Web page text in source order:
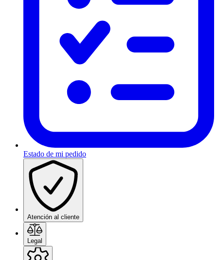
Estado de mi pedido
Atención al cliente
Legal